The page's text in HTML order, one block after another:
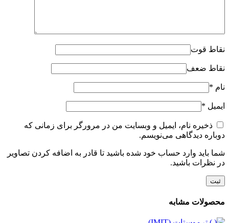
نقاط قوت
نقاط ضعف
نام *
ایمیل *
ذخیره نام، ایمیل و وبسایت من در مرورگر برای زمانی که
دوباره دیدگاهی می‌نویسم.
شما باید وارد حساب خود شده باشید تا قادر به اضافه کردن تصاویر
در نظرات باشید.
محصولات مشابه